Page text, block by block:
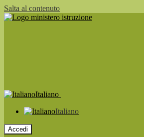
Salta al contenuto
Italiano
Italiano
Accedi